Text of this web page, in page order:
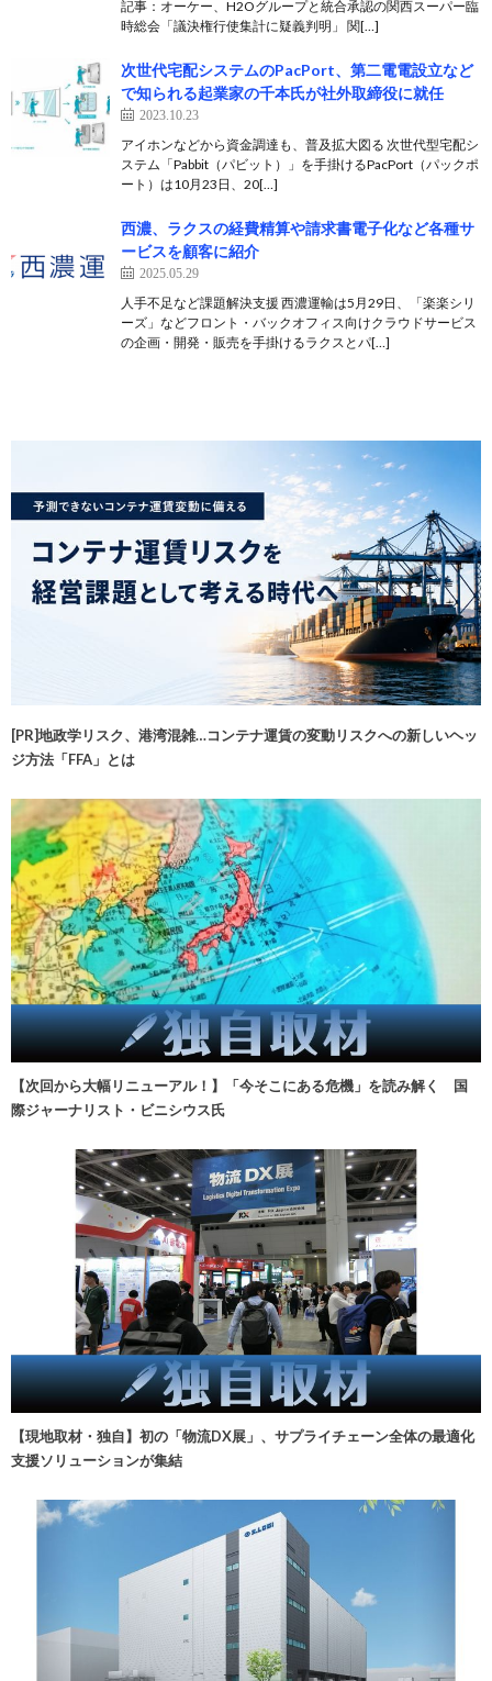
記事：オーケー、H2Oグループと統合承認の関西スーパー臨
時総会「議決権行使集計に疑義判明」 関[…]
次世代宅配システムのPacPort、第二電電設立など
で知られる起業家の千本氏が社外取締役に就任
2023.10.23
アイホンなどから資金調達も、普及拡大図る 次世代型宅配シ
ステム「Pabbit（パビット）」を手掛けるPacPort（パックポ
ート）は10月23日、20[…]
西濃、ラクスの経費精算や請求書電子化など各種サ
ービスを顧客に紹介
2025.05.29
人手不足など課題解決支援 西濃運輸は5月29日、「楽楽シリ
ーズ」などフロント・バックオフィス向けクラウドサービス
の企画・開発・販売を手掛けるラクスとパ[…]
[PR]地政学リスク、港湾混雑…コンテナ運賃の変動リスクへの新しいヘッ
ジ方法「FFA」とは
【次回から大幅リニューアル！】「今そこにある危機」を読み解く 国
際ジャーナリスト・ビニシウス氏
【現地取材・独自】初の「物流DX展」、サプライチェーン全体の最適化
支援ソリューションが集結